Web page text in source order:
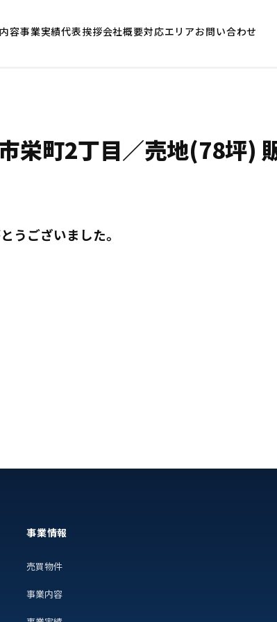
容事業実績代表挨拶会社概要対応エリアお問い合わせ
栄町2丁目／売地(78坪)
うございました。
事業情報
売買物件
事業内容